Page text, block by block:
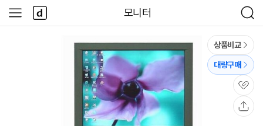
모니터
검
색
사
이
다
나
와
상품비교
대량구매
관
심